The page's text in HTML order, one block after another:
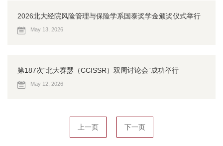
2026北大经院风险管理与保险学系国泰奖学金颁奖仪式举行
May 13, 2026
第187次“北大赛瑟（CCISSR）双周讨论会”成功举行
May 12, 2026
上一页 下一页